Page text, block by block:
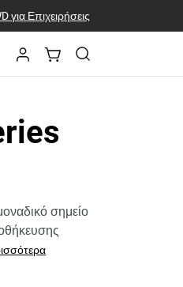
για Επιχειρήσεις
σημείο